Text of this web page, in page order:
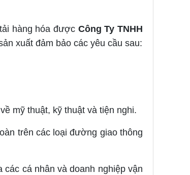
hàng hóa được Công Ty TNHH
xuất đảm bảo các yêu cầu sau:
mỹ thuật, kỹ thuật và tiện nghi.
trên các loại đường giao thông
cá nhân và doanh nghiệp vận